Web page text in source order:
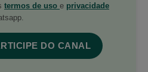
termos de uso e privacidade
DO CANAL